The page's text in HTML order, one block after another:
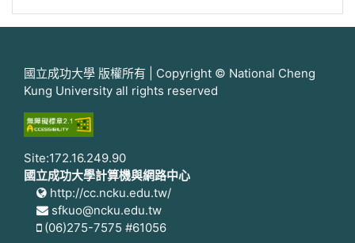
國立成功大學 版權所有 | Copyright © National Cheng
Kung University all rights reserved
Site:172.16.249.90
國立成功大學計算機與網路中心
http://cc.ncku.edu.tw/
sfkuo@ncku.edu.tw
(06)275-7575 #61056